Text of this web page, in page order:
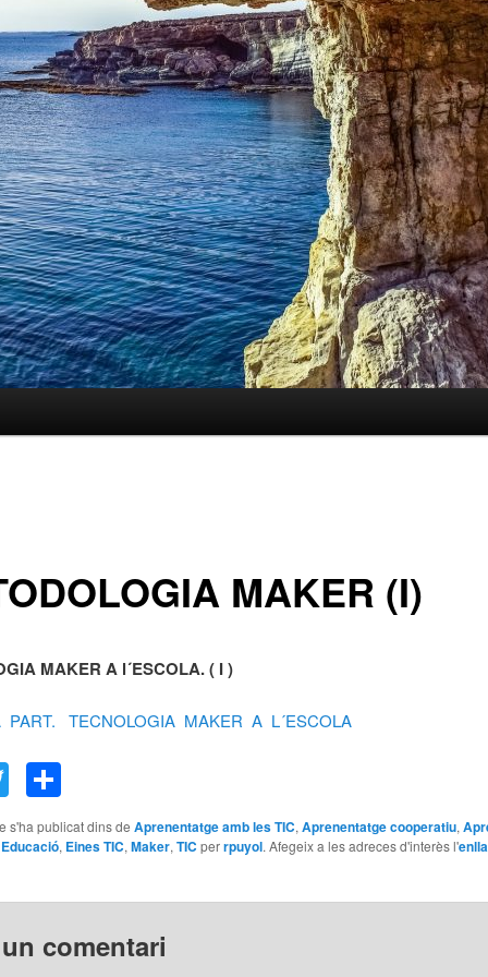
MAKER (I)
MAKER A l´ESCOLA. ( I )
PART. TECNOLOGIA MAKER A L´ESCOLA
TwitterComparteix
s'ha publicat dins de Aprenentatge amb les TIC, Aprenentatge cooperatiu,
Educació, Eines TIC, Maker, TIC perrpuyol. Afegeix a les adreces d'interès l'
comentari